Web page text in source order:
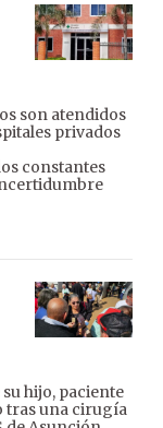
son atendidos
privados
constantes
hijo, paciente
tras una cirugía